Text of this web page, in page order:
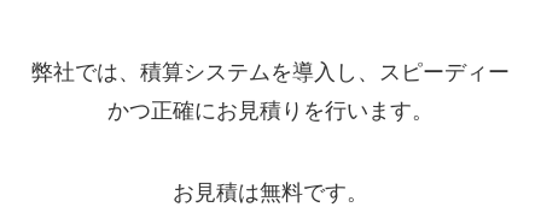
弊社では、積算システムを導入し、スピーディー
かつ正確にお見積りを行います。
お見積は無料です。